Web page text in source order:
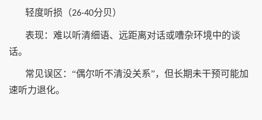
轻度听损（26-40分贝）
表现：难以听清细语、远距离对话或嘈杂环境中的谈
话。
常见误区：“偶尔听不清没关系”，但长期未干预可能加
速听力退化。